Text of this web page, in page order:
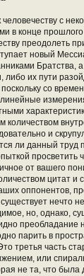
с
в конце
преодолеть
новый
Братства,
либо их пути
со
линейные
количеством
и
ли данный
просветить
от вашего
цитат и
оппонентов,
нечто
но, однако,
парить в
третья часть
или
не та, что была